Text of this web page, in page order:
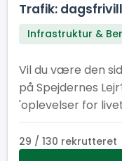
Trafik:
Infrastruktur &
Vil du være den
på Spejdernes
'oplevelser for
dette lige jobbet
29 / 130 rekrutteret